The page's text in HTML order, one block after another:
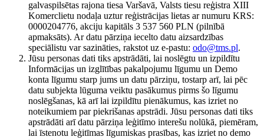
galvaspilsētas rajona tiesa Varšavā, Valsts tiesu reģistra XIII
Komerclietu nodaļa uztur reģistrācijas lietas ar numuru KRS:
0000204776, akciju kapitāls 3 537 560 PLN (pilnībā
apmaksāts). Ar datu pārziņa iecelto datu aizsardzības
speciālistu var sazināties, rakstot uz e-pastu: odo@tms.pl.
Jūsu personas dati tiks apstrādāti, lai noslēgtu un izpildītu
Informācijas un izglītības pakalpojumu līgumu un Demo
konta līgumu starp jums un datu pārziņu, tostarp arī, lai pēc
datu subjekta lūguma veiktu pasākumus pirms šo līgumu
noslēgšanas, kā arī lai izpildītu pienākumus, kas izriet no
noteikumiem par piekrišanas apstrādi. Jūsu personas dati tiks
apstrādāti arī datu pārziņa leģitīmo interešu nolūkā, piemēram,
lai īstenotu leģitīmas līgumiskas prasības, kas izriet no demo